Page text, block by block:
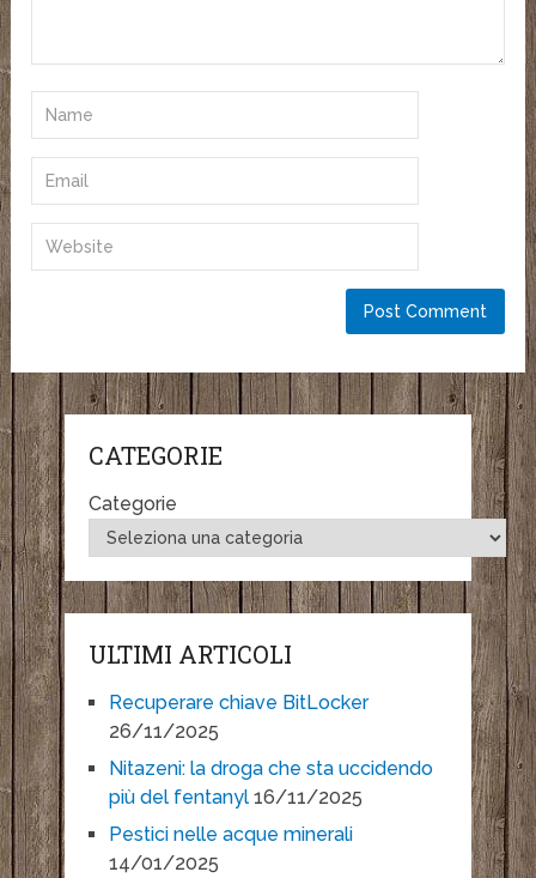
CATEGORIE
Categorie
ULTIMI ARTICOLI
Recuperare chiave BitLocker
26/11/2025
Nitazeni: la droga che sta uccidendo
più del fentanyl 16/11/2025
Pestici nelle acque minerali
14/01/2025